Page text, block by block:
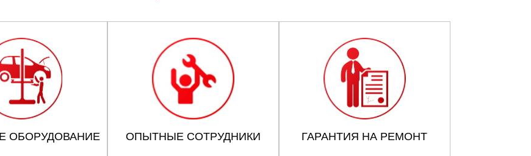
ОБОРУДОВАНИЕ ОПЫТНЫЕ СОТРУДНИКИ ГАРАНТИЯ НА РЕМОНТ